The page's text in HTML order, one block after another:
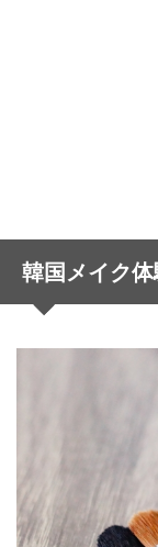
韓国メイク